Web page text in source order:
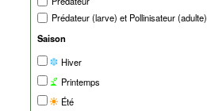
Prédateur (larve) et Pollinisateur (adulte)
Saison
Hiver
Printemps
Été